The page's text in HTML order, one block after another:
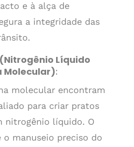
e à alça de
a integridade das
Líquido
Molecular):
molecular encontram
para criar pratos
nitrogênio líquido. O
manuseio preciso do